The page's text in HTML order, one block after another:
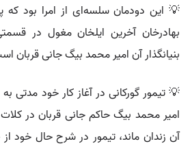
💡 این دودمان سلسه‌ای از امرا بود
بهادرخان آخرین ایلخان مغول در
بنیانگذار آن امیر محمد بیگ جانی قربان
💡 تیمور گورکانی در آغاز کار خود مدتی
امیر محمد بیگ حاکم جانی قربان در
آن زندان ماند، تیمور در شرح حال خود